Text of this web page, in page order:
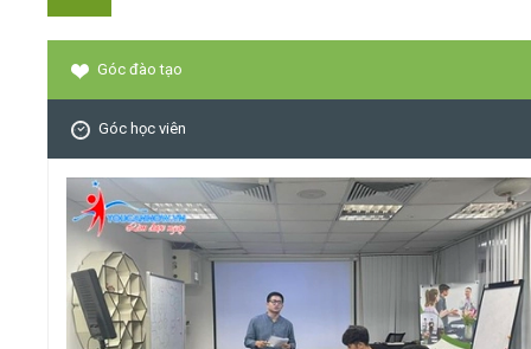
Góc đào tạo
Góc học viên